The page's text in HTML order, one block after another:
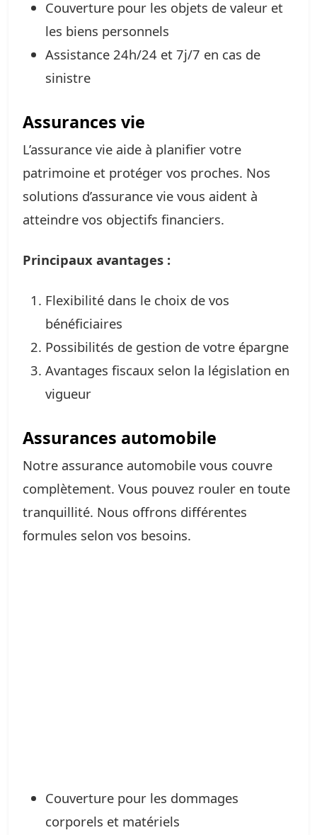
Couverture pour les objets de valeur et
les biens personnels
Assistance 24h/24 et 7j/7 en cas de
sinistre
Assurances vie
L’assurance vie aide à planifier votre
patrimoine et protéger vos proches. Nos
solutions d’assurance vie vous aident à
atteindre vos objectifs financiers.
Principaux avantages :
Flexibilité dans le choix de vos
bénéficiaires
Possibilités de gestion de votre épargne
Avantages fiscaux selon la législation en
vigueur
Assurances automobile
Notre assurance automobile vous couvre
complètement. Vous pouvez rouler en toute
tranquillité. Nous offrons différentes
formules selon vos besoins.
Couverture pour les dommages
corporels et matériels